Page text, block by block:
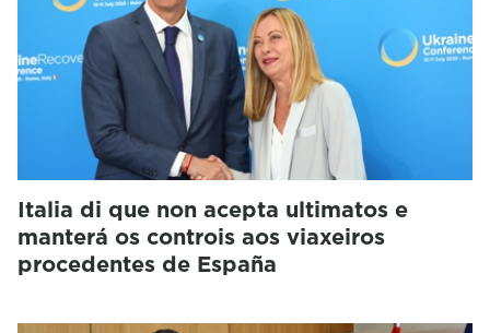
Italia di que non acepta ultimatos e
manterá os controis aos viaxeiros
procedentes de España